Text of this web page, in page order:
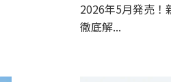
2026年5月発売！
徹底解...